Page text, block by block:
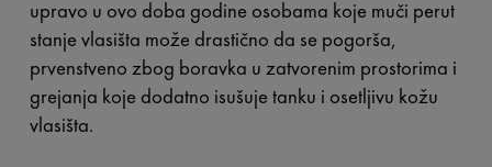
upravo u ovo doba godine osobama koje muči perut
stanje vlasišta može drastično da se pogorša,
prvenstveno zbog boravka u zatvorenim prostorima i
grejanja koje dodatno isušuje tanku i osetljivu kožu
vlasišta.